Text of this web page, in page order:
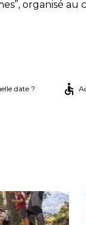
organisé au
date ?